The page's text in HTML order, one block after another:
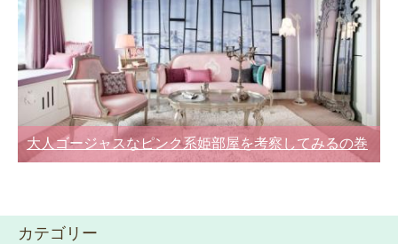
大人ゴージャスなピンク系姫部屋を考察してみるの巻
カテゴリー